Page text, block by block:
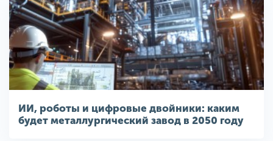
ИИ, роботы и цифровые двойники: каким
будет металлургический завод в 2050 году